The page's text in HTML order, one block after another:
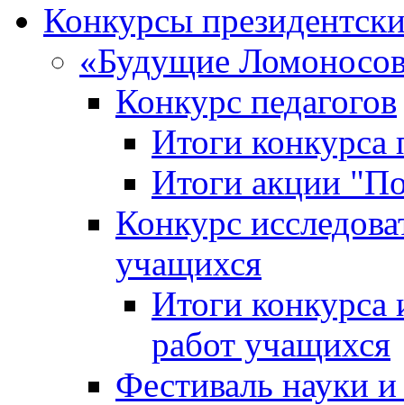
Конкурсы
«Будущие
Конкурс педагогов
Итоги конкурса
Итоги акции
Конкурс
учащихся
Итоги конкурса
работ учащихся
Фестиваль науки